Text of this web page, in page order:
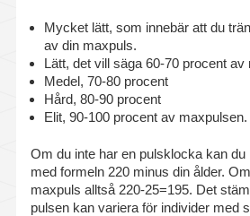
Intyg
Vaccination
Våra mottagningar
Falköping
Mycket lätt, som innebär att du
av din maxpuls.
Lätt, det vill säga 60-70 procent av
Medel, 70-80 procent
Hård, 80-90 procent
Elit, 90-100 procent av maxpulsen.
Om du inte har en pulsklocka kan
med formeln 220 minus din ålder.
maxpuls alltså 220-25=195. Det
pulsen kan variera för individer med